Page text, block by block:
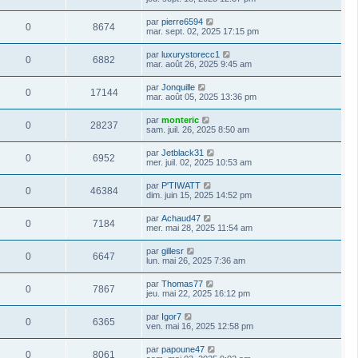
0 8674 par pierre6594
mar. sept. 02, 2025 17:15 pm
0 6882 par luxurystorecc1
mar. août 26, 2025 9:45 am
0 17144 par Jonquille
mar. août 05, 2025 13:36 pm
0 28237 par monteric
sam. juil. 26, 2025 8:50 am
0 6952 par Jetblack31
mer. juil. 02, 2025 10:53 am
0 46384 par P'TIWATT
dim. juin 15, 2025 14:52 pm
0 7184 par Achaud47
mer. mai 28, 2025 11:54 am
0 6647 par gillesr
lun. mai 26, 2025 7:36 am
0 7867 par Thomas77
jeu. mai 22, 2025 16:12 pm
0 6365 par Igor7
ven. mai 16, 2025 12:58 pm
0 8061 par papoune47